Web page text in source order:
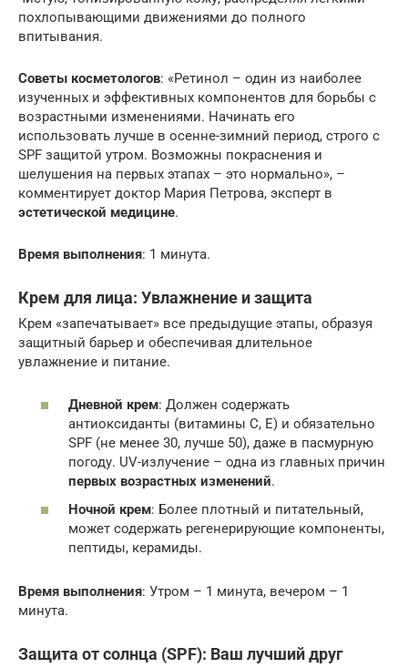
похлопывающими движениями до полного
впитывания.
Советы косметологов: «Ретинол – один из наиболее
изученных и эффективных компонентов для борьбы с
возрастными изменениями. Начинать его
использовать лучше в осенне-зимний период, строго с
SPF защитой утром. Возможны покраснения и
шелушения на первых этапах – это нормально», –
комментирует доктор Мария Петрова, эксперт в
эстетической медицине.
Время выполнения: 1 минута.
Крем для лица: Увлажнение и защита
Крем «запечатывает» все предыдущие этапы, образуя
защитный барьер и обеспечивая длительное
увлажнение и питание.
Дневной крем: Должен содержать
антиоксиданты (витамины С, Е) и обязательно
SPF (не менее 30, лучше 50), даже в пасмурную
погоду. UV-излучение – одна из главных причин
первых возрастных изменений.
Ночной крем: Более плотный и питательный,
может содержать регенерирующие компоненты,
пептиды, керамиды.
Время выполнения: Утром – 1 минута, вечером – 1
минута.
Защита от солнца (SPF): Ваш лучший друг